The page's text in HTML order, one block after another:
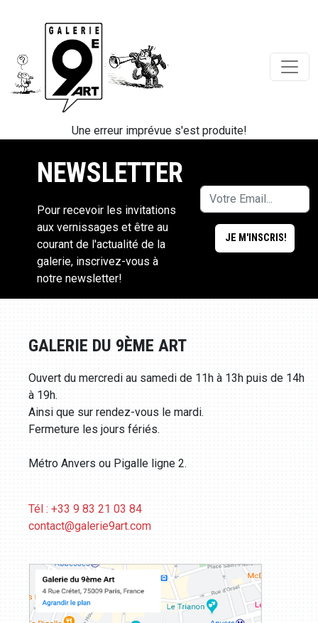
Une erreur imprévue s'est produite!
NEWSLETTER
Pour recevoir les invitations
aux vernissages et être au
courant de l'actualité de la
galerie, inscrivez-vous à
notre newsletter!
GALERIE DU 9ÈME ART
Ouvert du mercredi au samedi de 11h à 13h puis de 14h
à 19h.
Ainsi que sur rendez-vous le mardi.
Fermeture les jours fériés.
Métro Anvers ou Pigalle ligne 2.
Tél : +33 9 83 21 03 84
contact@galerie9art.com